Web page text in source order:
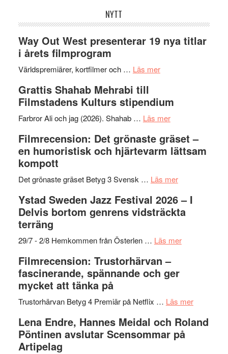
NYTT
Way Out West presenterar 19 nya titlar
i årets filmprogram
Världspremiärer, kortfilmer och … Läs merom
West
presenterar
nya
titlar
årets
Grattis Shahab Mehrabi till
Filmstadens Kulturs stipendium
Farbror Ali och jag (2026). Shahab … Läs merom
Shahab
Mehrabi
Filmstadens
stipendium
Filmrecension: Det grönaste gräset –
en humoristisk och hjärtevarm lättsam
kompott
Det grönaste gräset Betyg 3 Svensk … Läs merom
Det
grönaste
–
och
lättsam
Ystad Sweden Jazz Festival 2026 – I
Delvis bortom genrens vidsträckta
terräng
29/7 - 2/8 Hemkommen från Österlen … Läs merom
2026
I
Delvis
Filmrecension: Trustorhärvan –
fascinerande, spännande och ger
mycket att tänka på
Trustorhärvan Betyg 4 Premiär på Netflix … Läs merom
Lena Endre, Hannes Meidal och Roland
Pöntinen avslutar Scensommar på
Artipelag